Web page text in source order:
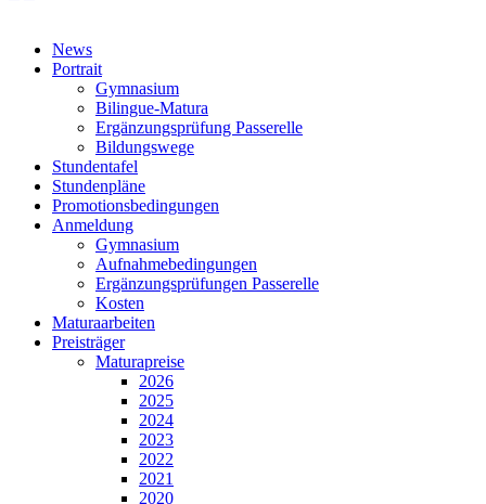
News
Portrait
Gymnasium
Bilingue-Matura
Ergänzungsprüfung Passerelle
Bildungswege
Stundentafel
Stundenpläne
Promotionsbedingungen
Anmeldung
Gymnasium
Aufnahmebedingungen
Ergänzungsprüfungen Passerelle
Kosten
Maturaarbeiten
Preisträger
Maturapreise
2026
2025
2024
2023
2022
2021
2020